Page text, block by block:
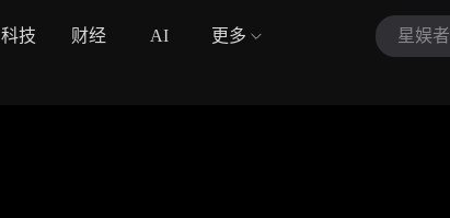
科技 财经 AI 更多 星娱者